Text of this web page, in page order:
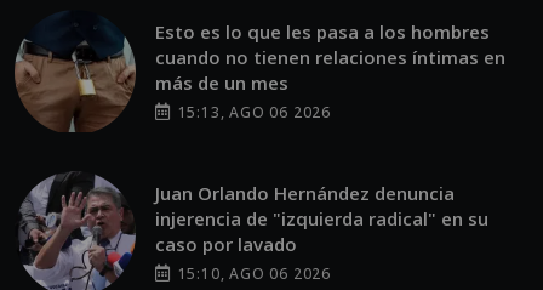
Esto es lo que les pasa a los hombres
cuando no tienen relaciones íntimas en
más de un mes
15:13, AGO 06 2026
Juan Orlando Hernández denuncia
injerencia de "izquierda radical" en su
caso por lavado
15:10, AGO 06 2026